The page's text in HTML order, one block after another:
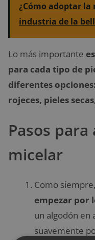
¿Cómo adoptar la
industria de la
Lo más importante
para cada tipo de
diferentes
rojeces, pieles
Pasos
micelar
Como siempre,
empezar por
un algodón en
suavemente